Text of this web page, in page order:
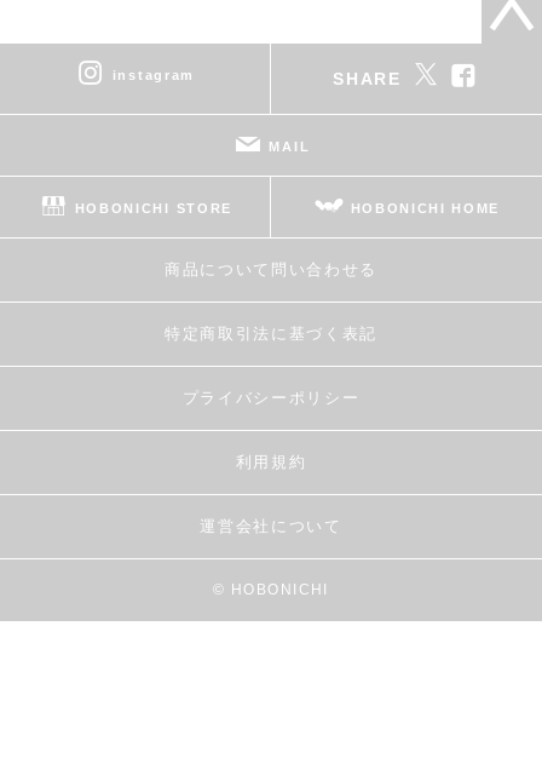
instagram SHARE
MAIL
HOBONICHI STORE HOBONICHI HOME
商品について問い合わせる
特定商取引法に基づく表記
プライバシーポリシー
利用規約
運営会社について
© HOBONICHI